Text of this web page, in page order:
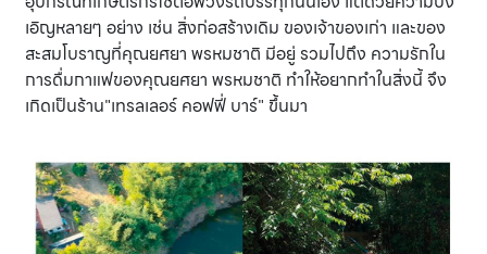
เอิญหลายๆ อย่าง เช่น สิ่งก่อสร้างเดิม ของเจ้าของเก่า และของ
สะสมโบราญที่คุณยศยา พรหมชาติ มีอยู่ รวมไปถึง ความรักใน
การดื่มกาแฟของคุณยศยา พรหมชาติ ทำให้อยากทำในสิ่งนี้ จึง
เกิดเป็นร้าน"เทรลเลอร์ คอฟฟี่ บาร์" ขึ้นมา